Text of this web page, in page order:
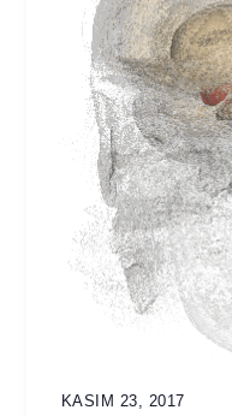
KASIM 23, 2017